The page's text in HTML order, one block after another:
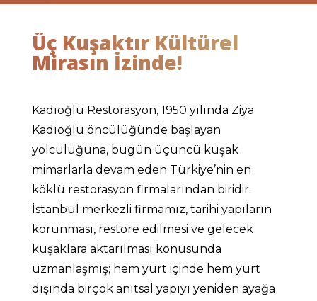
Üç Kuşaktır Kültürel
Mirasın İzinde!
Kadıoğlu Restorasyon, 1950 yılında Ziya
Kadıoğlu öncülüğünde başlayan
yolculuğuna, bugün üçüncü kuşak
mimarlarla devam eden Türkiye’nin en
köklü restorasyon firmalarından biridir.
İstanbul merkezli firmamız, tarihi yapıların
korunması, restore edilmesi ve gelecek
kuşaklara aktarılması konusunda
uzmanlaşmış; hem yurt içinde hem yurt
dışında birçok anıtsal yapıyı yeniden ayağa